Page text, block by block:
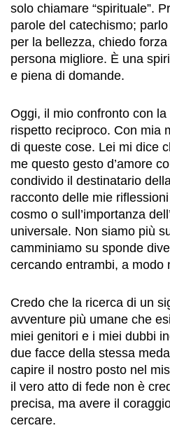
solo chiamare “spirituale”.
parole del catechismo;
per la bellezza, chiedo
persona migliore. È una
e piena di domande.
Oggi, il mio confronto con la
rispetto reciproco. Con mia
di queste cose. Lei mi dice
me questo gesto d’amore
condivido il destinatario
racconto delle mie
cosmo o sull’importanza
universale. Non siamo più
camminiamo su sponde
cercando entrambi, a modo
Credo che la ricerca di un
avventure più umane che
miei genitori e i miei dubbi
due facce della stessa
capire il nostro posto nel
il vero atto di fede non è
precisa, ma avere il
cercare.